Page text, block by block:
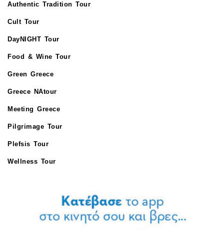
Authentic Tradition Tour
Cult Tour
DayNIGHT Tour
Food & Wine Tour
Green Greece
Greece NAtour
Meeting Greece
Pilgrimage Tour
Plefsis Tour
Wellness Tour